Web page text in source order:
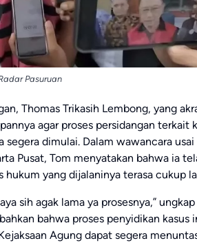
Pasuruan
Thomas Trikasih Lembong, yang
agar proses persidangan terkait
dimulai. Dalam wawancara usai
Pusat, Tom menyatakan bahwa ia
hukum yang dijalaninya terasa cukup
sih agak lama ya prosesnya,” ungkap
bahwa proses penyidikan kasus
Agung dapat segera